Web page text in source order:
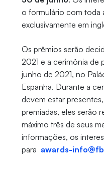
o formulário com toda
exclusivamente em
Os prêmios serão
2021 e a cerimônia de
junho de 2021, no
Espanha. Durante a
devem estar
premiadas, eles serão
máximo três de seus
informações, os
para awards-